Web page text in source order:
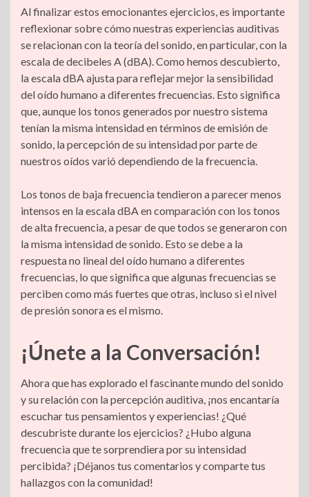
Al finalizar estos emocionantes ejercicios, es importante
reflexionar sobre cómo nuestras experiencias auditivas
se relacionan con la teoría del sonido, en particular, con la
escala de decibeles A (dBA). Como hemos descubierto,
la escala dBA ajusta para reflejar mejor la sensibilidad
del oído humano a diferentes frecuencias. Esto significa
que, aunque los tonos generados por nuestro sistema
tenían la misma intensidad en términos de emisión de
sonido, la percepción de su intensidad por parte de
nuestros oídos varió dependiendo de la frecuencia.
Los tonos de baja frecuencia tendieron a parecer menos
intensos en la escala dBA en comparación con los tonos
de alta frecuencia, a pesar de que todos se generaron con
la misma intensidad de sonido. Esto se debe a la
respuesta no lineal del oído humano a diferentes
frecuencias, lo que significa que algunas frecuencias se
perciben como más fuertes que otras, incluso si el nivel
de presión sonora es el mismo.
¡Únete a la Conversación!
Ahora que has explorado el fascinante mundo del sonido
y su relación con la percepción auditiva, ¡nos encantaría
escuchar tus pensamientos y experiencias! ¿Qué
descubriste durante los ejercicios? ¿Hubo alguna
frecuencia que te sorprendiera por su intensidad
percibida? ¡Déjanos tus comentarios y comparte tus
hallazgos con la comunidad!